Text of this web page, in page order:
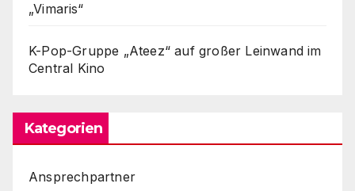
„Vimaris“
K-Pop-Gruppe „Ateez“ auf großer Leinwand im
Central Kino
Kategorien
Ansprechpartner